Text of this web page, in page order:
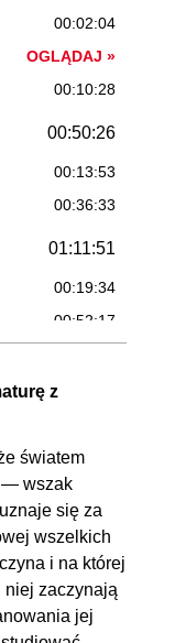
00:02:04
OGLĄDAJ »
00:10:28
00:50:26
00:13:53
00:36:33
01:11:51
00:19:34
00:52:17
z
światem
— wszak
się za
wszelkich
i na której
niej zaczynają
jej